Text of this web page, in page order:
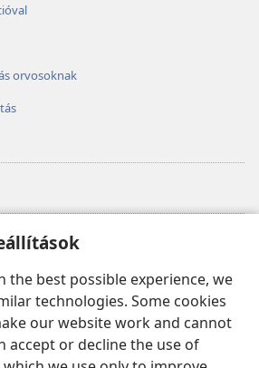
the best possible experience, we
technologies. Some cookies
our website work and cannot
accept or decline the use of
orvosoknak